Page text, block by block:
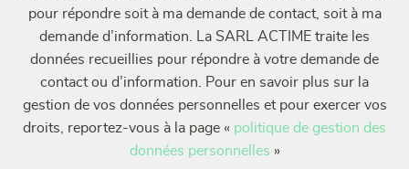
pour répondre soit à ma demande de contact, soit à ma
demande d’information. La SARL ACTIME traite les
données recueillies pour répondre à votre demande de
contact ou d’information. Pour en savoir plus sur la
gestion de vos données personnelles et pour exercer vos
droits, reportez-vous à la page « politique de gestion des
données personnelles »